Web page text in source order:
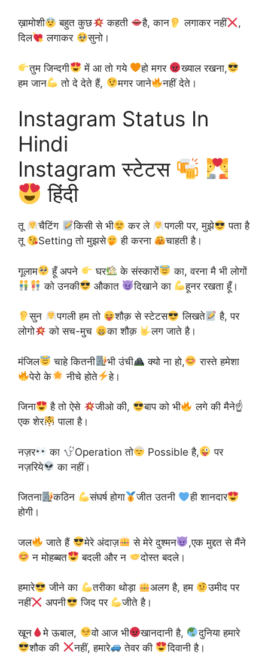
ख़ामोशी बहुत कुछ कहती है, कान लगाकर नहीं
,
दिल
लगाकर सुनो।
तुम जिन्दगी में आ तो गये हो मगर
ख्याल रखना,
हम जान
तो दे देते हैं, मगर जाने नहीं देते।
Instagram Status In
Hindi
Instagram स्टेटस
हिंदी
तू ‎ चैटिंग किसी से भी कर ले ‎ पगली ‬पर, ‪मुझे‬
पता है
तू ‎
Setting‬ तो मुझसे ही करना चाहती है।
गूलाम हूँ अपने घर के संस्कारों
का, वरना मै भी लोगों
को उनकी
औकात दिखाने का हूनर रखता हूँ।
सुन पगली हम तो ‪ शौक़ से ‪स्टेटस‬ लिखते
है, पर
लोगो
को सच-मुच का ‪शौक़ लग जाते है।
मंजिल चाहे कितनी भी उंची क्यो ना हो,
रास्ते हमेशा
पेरो के
नीचे होते हे।
जिना है तो ऐसे जीओ की, बाप को भी
लगे की मैने☝
एक शेर
पाला है।
नज़र का Operation तो Possible है,
पर
नज़रिये
का नहीं।
जितना कठिन संघर्ष होगा जीत उतनी
ही शानदार
होगी।
जल जाते हैं मेरे अंदाज़ से मेरे दुश्मन
,एक मुद्दत से मैंने
न मोहब्बत
बदली और न दोस्त बदले।
हमारे जीने का तरीका थोड़ा अलग है, हम
उमीद पर
नहीं
अपनी जिद पर जीते है।
खून मे ऊबाल, वो आज भी खानदानी है,
दुनिया हमारे
शौक की
नहीं, हमारे तेवर की दिवानी है।